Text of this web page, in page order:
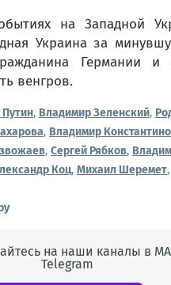
на Западной
Украина за
Германии и
венгров.
, Владимир Зеленский,
, Владимир
, Сергей Рябков,
Коц, Михаил Шеремет,
на наши каналы в
Telegram